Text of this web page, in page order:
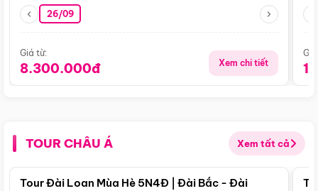
26/09
Giá từ:
8.300.000đ Xem chi tiết
TOUR CHÂU Á Xem tất cả
Điểm nổi bật
Tour Đài Loan Mùa Hè 5N4Đ | Đài Bắc - Đài